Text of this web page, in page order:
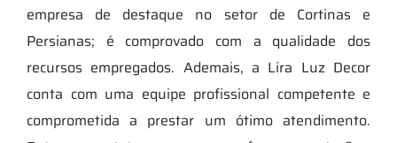
empresa de destaque no setor de Cortinas e
Persianas; é comprovado com a qualidade dos
recursos empregados. Ademais, a Lira Luz Decor
conta com uma equipe profissional competente e
comprometida a prestar um ótimo atendimento.